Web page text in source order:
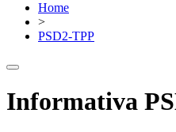
Home
>
PSD2-TPP
Informativa